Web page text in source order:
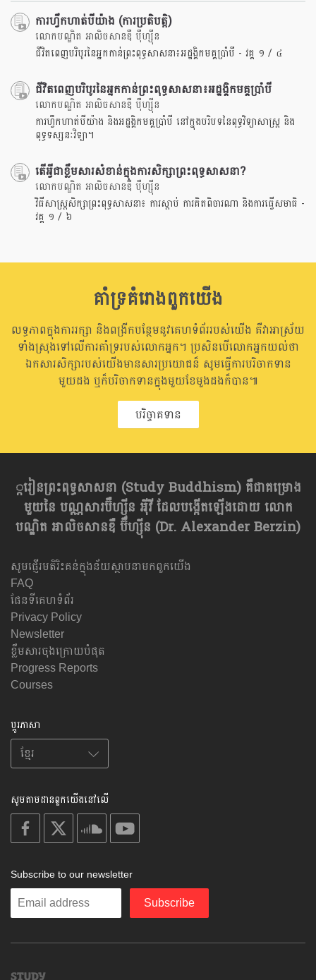
ការហ្វឹកហាត់បីយ៉ាង (ការប្រតិបត្តិ)
លោកបណ្ឌិត អាលិចសានឌឺ បុឺហ្សុីន
ជីវិតពេញបរិបូរនៃអ្នកកាន់ព្រះពុទ្ធសាសនា៖អដ្ឋង្គិកមគ្គប្រាំបី - វគ្គ ១ / ៤
ជីវិតពេញបរិបូរនៃអ្នកកាន់ព្រះពុទ្ធសាសនា៖អដ្ឋង្គិកមគ្គប្រាំបី
លោកបណ្ឌិត អាលិចសានឌឺ បុឺហ្សុីន
ការហ្វឹកហាត់បីយ៉ាង និងអដ្ឋង្គិកមគ្គប្រាំបី នៅក្នុងបរិបទនៃពុទ្ធវិទ្យាសាស្រ្ត និង
ពុទ្ធទស្សនៈវិទ្យា។
តើអ្វីជាខ្លឹមសារសំខាន់ក្នុងការសិក្សាព្រះពុទ្ធសាសនា?
លោកបណ្ឌិត អាលិចសានឌឺ បុឺហ្សុីន
វិធីសាស្រ្តសិក្សាព្រះពុទ្ធសាសនា៖ ការស្តាប់ ការគិតពិចារណា និងការធ្វើសមាធិ -
វគ្គ ១ / ៦
គាំទ្រគំរោងពួកយើង
លទ្ធភាពក្នុងការរក្សា និងពង្រីកបន្ថែមនូវគេហទំព័ររបស់យើង គឺវាអាស្រ័យ
ទាំងស្រុងទៅលើការគាំទ្ររបស់លោកអ្នក។ ប្រសិនបើលោកអ្នកយល់ថា
ឯកសារសិក្សារបស់យើងមានសារប្រយោជន៏ សូមធ្វើការបរិចាកទាន
មួយដង ឬក៏បរិចាកទានក្នុងមួយខែមួងដងក៏បាន៕
បរិច្ចាគទាន
្ករៀនព្រះពុទ្ធសាសនា​ (Study Buddhism) គឺជាគម្រោង
មួយនៃ បណ្ណសារប៊ឺហ្សុីន អុីវី ដែលបង្កើតឡើងដោយ លោក
បណ្ឌិត អាលិចសានឌឺ ប៊ឺហ្សុីន (Dr. Alexander Berzin)
សូមផ្ញើរមតិរិះគន់ក្នុងន័យស្ថាបនាមកពួកយើង
FAQ
ផែនទីគេហទំព័រ
Privacy Policy
Newsletter
ខ្លឹមសារចុងក្រោយបំផុត
Progress Reports
Courses
ប្តូរភាសា
សូមតាមដានពួកយើងនៅលើ
on
facebook
on on
soundcloud
on
Subscribe to our newsletter
Enter
Subscribe
Study